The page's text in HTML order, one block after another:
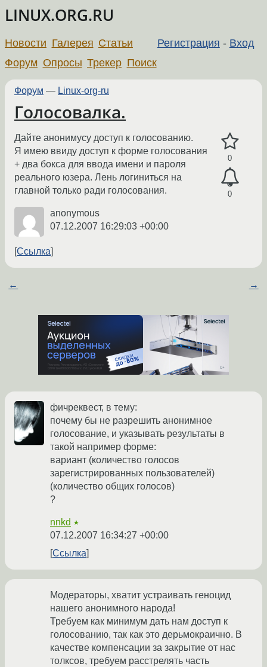
LINUX.ORG.RU
Регистрация - Вход
Новости Галерея Статьи
Форум Опросы Трекер Поиск
Форум — Linux-org-ru
Голосовалка.
0
0
Дайте анонимусу доступ к голосованию.
Я имею ввиду доступ к форме голосования
+ два бокса для ввода имени и пароля
реального юзера. Лень логиниться на
главной только ради голосования.
anonymous
07.12.2007 16:29:03 +00:00
Ссылка
← →
фичреквест, в тему:
почему бы не разрешить анонимное
голосование, и указывать результаты в
такой например форме:
вариант (количество голосов
зарегистрированных пользователей)
(количество общих голосов)
?
nnkd ★
07.12.2007 16:34:27 +00:00
Ссылка
Модераторы, хватит устраивать геноцид
нашего анонимного народа!
Требуем как минимум дать нам доступ к
голосованию, так как это дерьмокраично. В
качестве компенсации за закрытие от нас
толксов, требуем расстрелять часть